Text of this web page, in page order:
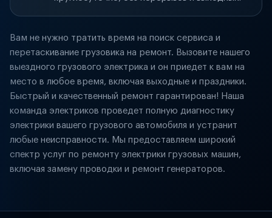
Вам не нужно тратить время на поиск сервиса и
перетаскивание грузовика на ремонт. Вызовите нашего
выездного грузового электрика и он приедет к вам на
место в любое время, включая выходные и праздники.
Быстрый и качественный ремонт гарантирован! Наша
команда электриков проведет полную диагностику
электрики вашего грузового автомобиля и устранит
любые неисправности. Мы предоставляем широкий
спектр услуг по ремонту электрики грузовых машин,
включая замену проводки и ремонт генераторов.